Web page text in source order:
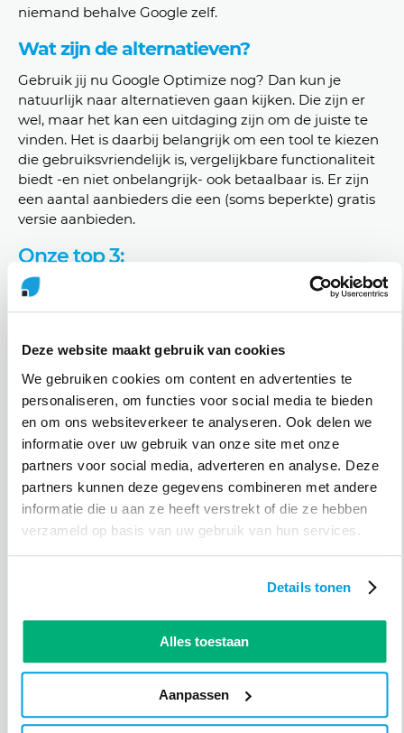
Deze website maakt gebruik van cookies
We gebruiken cookies om content en advertenties te
personaliseren, om functies voor social media te bieden
en om ons websiteverkeer te analyseren. Ook delen we
informatie over uw gebruik van onze site met onze
partners voor social media, adverteren en analyse. Deze
partners kunnen deze gegevens combineren met andere
informatie die u aan ze heeft verstrekt of die ze hebben
verzameld op basis van uw gebruik van hun services.
Details tonen
Alles toestaan
Aanpassen
niemand behalve Google zelf.
Wat zijn de alternatieven?
Gebruik jij nu Google Optimize nog? Dan kun je
natuurlijk naar alternatieven gaan kijken. Die zijn er
wel, maar het kan een uitdaging zijn om de juiste te
vinden. Het is daarbij belangrijk om een tool te kiezen
die gebruiksvriendelijk is, vergelijkbare functionaliteit
biedt -en niet onbelangrijk- ook betaalbaar is. Er zijn
een aantal aanbieders die een (soms beperkte) gratis
versie aanbieden.
Onze top 3:
testen en personalisatie van websites en mobiele
bezoekersregistratie om het gedrag van
gebruikers beter te begrijpen.
Optimizely
Optimizely is een bekende naam in de wereld
van A/B-testen en personalisatie. Het biedt een
zoals gepersonaliseerde aanbevelingen en
experimenten op basis van machine learning.
AB Tasty is een platform voor A/B-testen en
krachtige functies. Het biedt ook functies zoals
bezoekersregistratie en heatmaps om het
gedrag van gebruikers te analyseren en te